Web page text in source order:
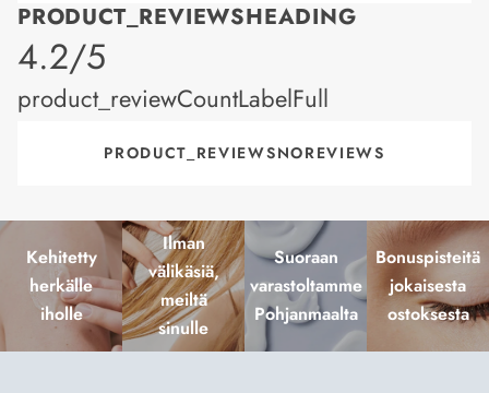
PRODUCT_REVIEWSHEADING
product_rating
4.2/5
product_reviewCountLabelFull
PRODUCT_REVIEWSNOREVIEWS
Kehitetty
herkälle
iholle
Ilman
välikäsiä,
meiltä
sinulle
Suoraan
varastoltamme
Pohjanmaalta
Bonuspisteitä
jokaisesta
ostoksesta